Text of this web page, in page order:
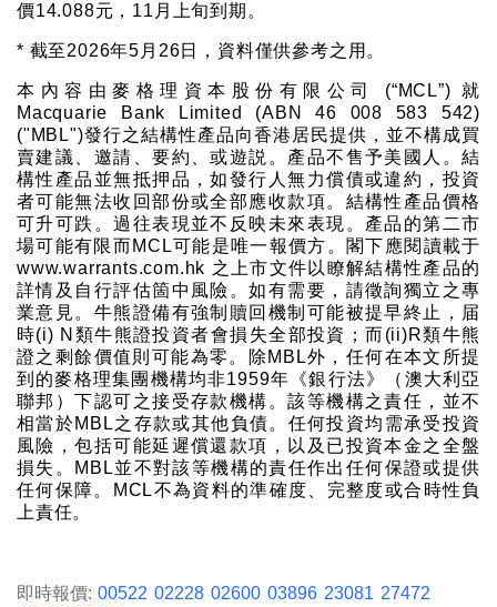
價14.088元，11月上旬到期。
* 截至2026年5月26日，資料僅供參考之用。
本內容由麥格理資本股份有限公司 (“MCL”) 就
Macquarie Bank Limited (ABN 46 008 583 542)
("MBL")發行之結構性產品向香港居民提供，並不構成買
賣建議、邀請、要約、或遊説。產品不售予美國人。結
構性產品並無抵押品，如發行人無力償債或違約，投資
者可能無法收回部份或全部應收款項。結構性產品價格
可升可跌。過往表現並不反映未來表現。產品的第二市
場可能有限而MCL可能是唯一報價方。閣下應閱讀載于
www.warrants.com.hk 之上市文件以瞭解結構性產品的
詳情及自行評估箇中風險。如有需要，請徵詢獨立之專
業意見。牛熊證備有強制贖回機制可能被提早終止，届
時(i) N類牛熊證投資者會損失全部投資；而(ii)R類牛熊
證之剩餘價值則可能為零。除MBL外，任何在本文所提
到的麥格理集團機構均非1959年《銀行法》（澳大利亞
聯邦）下認可之接受存款機構。該等機構之責任，並不
相當於MBL之存款或其他負債。任何投資均需承受投資
風險，包括可能延遲償還款項，以及已投資本金之全盤
損失。MBL並不對該等機構的責任作出任何保證或提供
任何保障。MCL不為資料的準確度、完整度或合時性負
上責任。
即時報價: 00522 02228 02600 03896 23081 27472